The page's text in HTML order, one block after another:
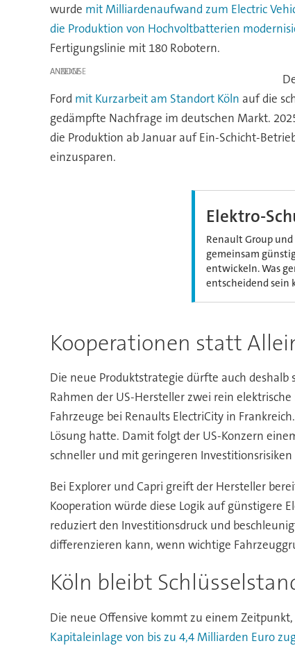
wurde mit Milliardenaufwand zum Electric
die Produktion von Hochvoltbatterien
Fertigungslinie mit 180 Robotern.
ANZEIGE
Ford mit Kurzarbeit am Standort Köln auf die
gedämpfte Nachfrage im deutschen Markt.
die Produktion ab Januar auf Ein-Schicht-
einzusparen.
Elektro-
Renault Group
gemeinsam
entwickeln. Was
entscheidend sein
Kooperationen statt
Die neue Produktstrategie dürfte auch
Rahmen der US-Hersteller zwei rein
Fahrzeuge bei Renaults ElectriCity in
Lösung hatte. Damit folgt der US-Konzern
schneller und mit geringeren
Bei Explorer und Capri greift der Hersteller
Kooperation würde diese Logik auf günstigere
reduziert den Investitionsdruck und
differenzieren kann, wenn wichtige
Köln bleibt
Die neue Offensive kommt zu einem
Kapitaleinlage von bis zu 4,4 Milliarden Euro